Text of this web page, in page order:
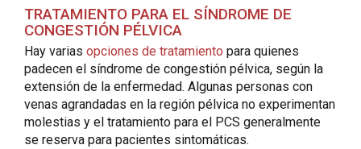
TRATAMIENTO PARA EL SÍNDROME DE
CONGESTIÓN PÉLVICA
Hay variasopciones de tratamiento para quienes
padecen el síndrome de congestión pélvica, según la
extensión de la enfermedad. Algunas personas con
venas agrandadas en la región pélvica no experimentan
molestias y el tratamiento para el PCS generalmente
se reserva para pacientes sintomáticas.